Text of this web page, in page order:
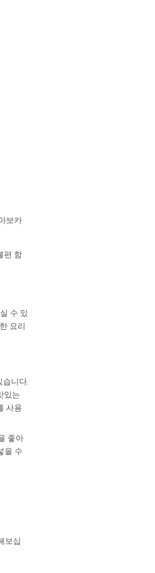
보카
편 함
수 있
요리
습니다.
있는
사용
좋아
을 수
보십